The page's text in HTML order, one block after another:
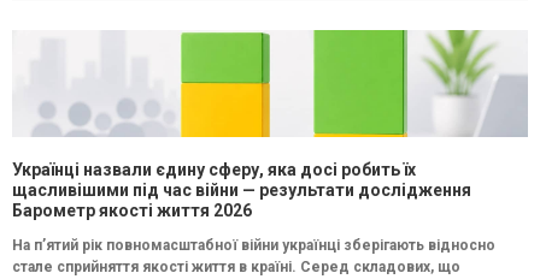
Українці назвали єдину сферу, яка досі робить їх
щасливішими під час війни — результати дослідження
Барометр якості життя 2026
На п’ятий рік повномасштабної війни українці зберігають відносно
стале сприйняття якості життя в країні. Серед складових, що